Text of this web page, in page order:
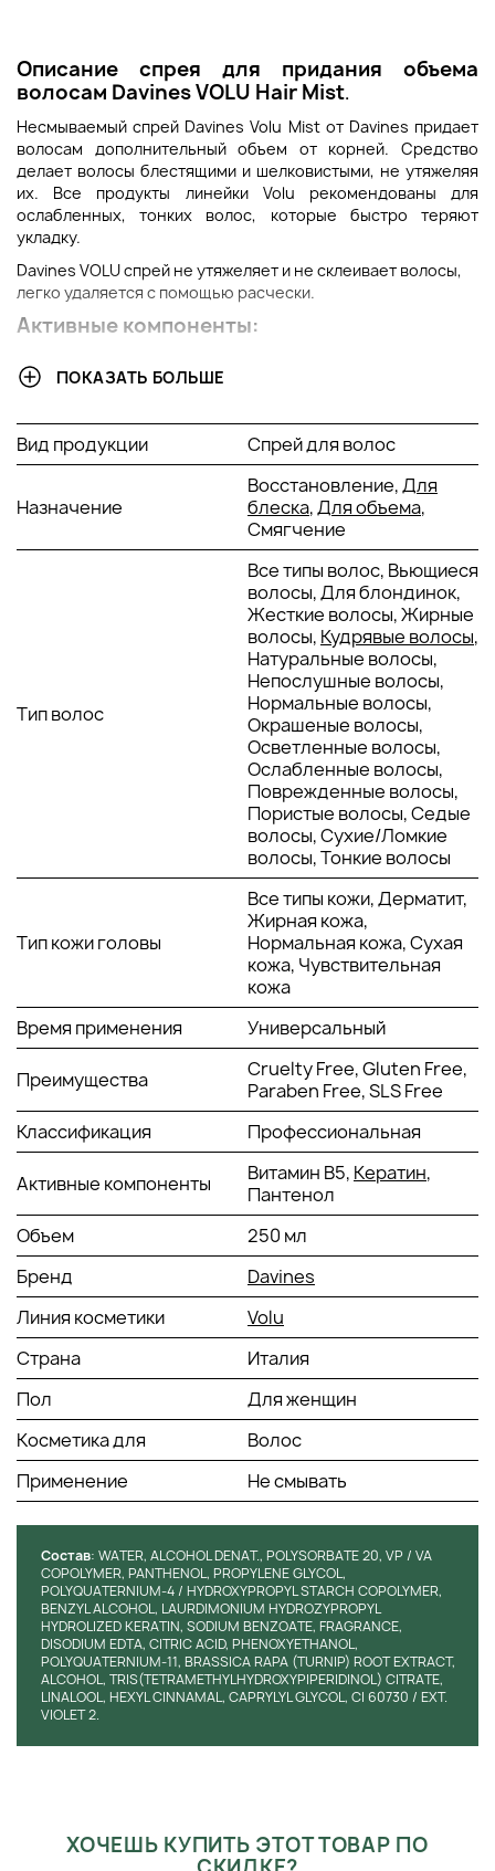
Описание спрея для придания объема
волосам Davines VOLU Hair Mist.
Несмываемый спрей Davines Volu Mist от Davines придает
волосам дополнительный объем от корней. Средство
делает волосы блестящими и шелковистыми, не утяжеляя
их. Все продукты линейки Volu рекомендованы для
ослабленных, тонких волос, которые быстро теряют
укладку.
Davines VOLU спрей не утяжеляет и не склеивает волосы,
легко удаляется с помощью расчески.
Активные компоненты:
их более крепкими;
С визуально делает волосы более густыми, а
прическу – более объемной.
Способ применения Davines Volu Spray:
Davines Volu Essential Haircare
корни чистых, подсушенных полотенцем волос. Аккуратно
расчесать волосы, чтобы распределить средство по всей
длине. Высушить волосы обычным способом.
ПОКАЗАТЬ БОЛЬШЕ
Вид продукции Спрей для волос
Назначение
Восстановление,Для
блеска,Для объема,
Смягчение
Тип волос
Все типы волос, Вьющиеся
волосы, Для блондинок,
Жесткие волосы, Жирные
волосы, Кудрявые волосы,
Натуральные волосы,
Непослушные волосы,
Нормальные волосы,
Окрашеные волосы,
Осветленные волосы,
Ослабленные волосы,
Поврежденные волосы,
Пористые волосы, Седые
волосы, Сухие/Ломкие
волосы, Тонкие волосы
Тип кожи головы
Все типы кожи, Дерматит,
Жирная кожа,
Нормальная кожа, Сухая
кожа, Чувствительная
кожа
Время применения
Универсальный
Преимущества
Cruelty Free, Gluten Free,
Paraben Free, SLS Free
Классификация
Профессиональная
Активные компоненты Витамин В5, Кератин,
Пантенол
Объем
250 мл
Бренд
Davines
Линия косметики
Volu
Страна
Италия
Пол
Для женщин
Косметика для
Волос
Применение
Не смывать
Состав: WATER, ALCOHOL DENAT., POLYSORBATE 20, VP / VA
COPOLYMER, PANTHENOL, PROPYLENE GLYCOL,
POLYQUATERNIUM-4 / HYDROXYPROPYL STARCH COPOLYMER,
BENZYL ALCOHOL, LAURDIMONIUM HYDROZYPROPYL
HYDROLIZED KERATIN, SODIUM BENZOATE, FRAGRANCE,
DISODIUM EDTA, CITRIC ACID, PHENOXYETHANOL,
POLYQUATERNIUM-11, BRASSICA RAPA (TURNIP) ROOT EXTRACT,
ALCOHOL, TRIS(TETRAMETHYLHYDROXYPIPERIDINOL) CITRATE,
LINALOOL, HEXYL CINNAMAL, CAPRYLYL GLYCOL, CI 60730 / EXT.
VIOLET 2.
ХОЧЕШЬ КУПИТЬ ЭТОТ ТОВАР ПО